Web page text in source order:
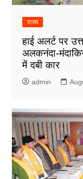
राज्य
हाई अलर्ट पर
अलकनंदा-
में दबी कार
admin